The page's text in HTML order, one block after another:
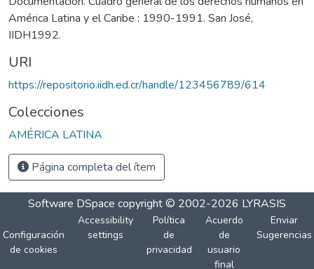
América Latina y el Caribe : 1990-1991. San José,
IIDH1992.
URI
https://repositorio.iidh.ed.cr/handle/123456789/614
Colecciones
AMÉRICA LATINA
Página completa del ítem
Software DSpace copyright © 2002-2026 LYRASIS
Configuración
de cookies
Accessibility
settings
Política
de
privacidad
Acuerdo
de
usuario
final
Enviar
Sugerencias